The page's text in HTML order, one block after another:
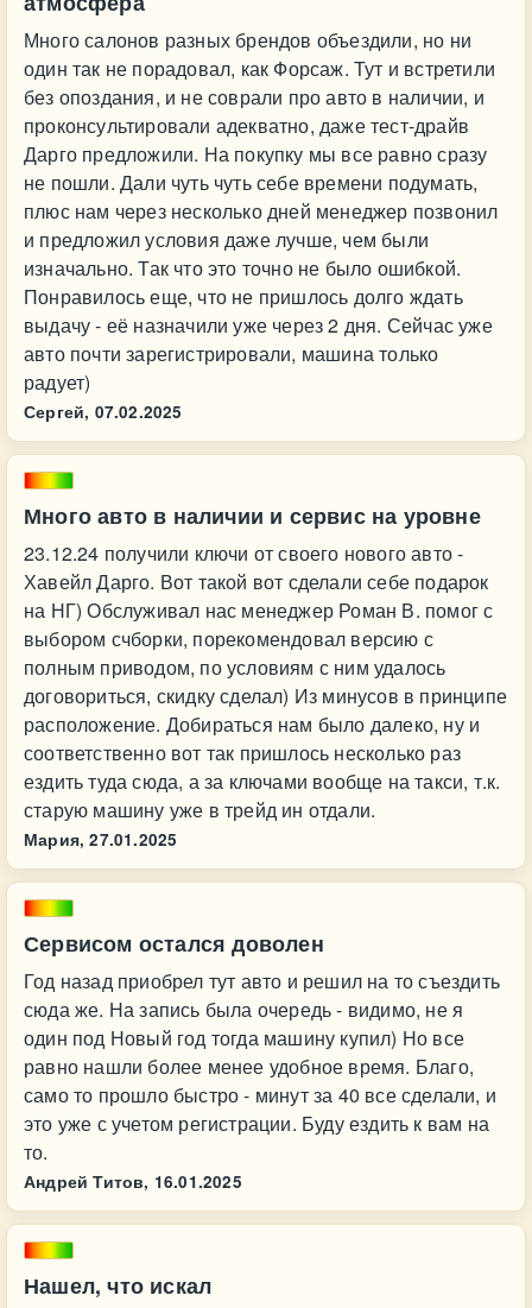
Много салонов разных брендов объездили, но ни
один так не порадовал, как Форсаж. Тут и встретили
без опоздания, и не соврали про авто в наличии, и
проконсультировали адекватно, даже тест-драйв
Дарго предложили. На покупку мы все равно сразу
не пошли. Дали чуть чуть себе времени подумать,
плюс нам через несколько дней менеджер позвонил
и предложил условия даже лучше, чем были
изначально. Так что это точно не было ошибкой.
Понравилось еще, что не пришлось долго ждать
выдачу - её назначили уже через 2 дня. Сейчас уже
авто почти зарегистрировали, машина только
радует)
Сергей, 07.02.2025
Много авто в наличии и сервис на уровне
23.12.24 получили ключи от своего нового авто -
Хавейл Дарго. Вот такой вот сделали себе подарок
на НГ) Обслуживал нас менеджер Роман В. помог с
выбором счборки, порекомендовал версию с
полным приводом, по условиям с ним удалось
договориться, скидку сделал) Из минусов в принципе
расположение. Добираться нам было далеко, ну и
соответственно вот так пришлось несколько раз
ездить туда сюда, а за ключами вообще на такси, т.к.
старую машину уже в трейд ин отдали.
Мария, 27.01.2025
Сервисом остался доволен
Год назад приобрел тут авто и решил на то съездить
сюда же. На запись была очередь - видимо, не я
один под Новый год тогда машину купил) Но все
равно нашли более менее удобное время. Благо,
само то прошло быстро - минут за 40 все сделали, и
это уже с учетом регистрации. Буду ездить к вам на
то.
Андрей Титов, 16.01.2025
Нашел, что искал